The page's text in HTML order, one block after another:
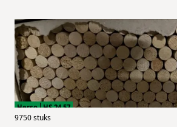
Herso HS.24.57
9750stuks